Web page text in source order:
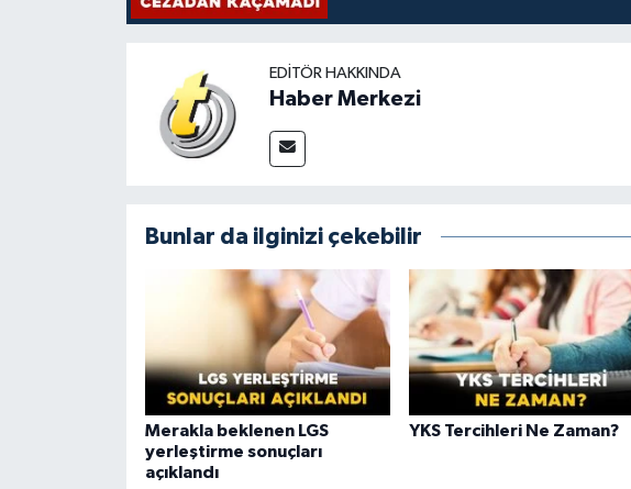
EDITÖR HAKKINDA
Haber Merkezi
Bunlar da ilginizi çekebilir
Merakla beklenen LGS
yerleştirme sonuçları
açıklandı
YKS Tercihleri Ne Zaman?